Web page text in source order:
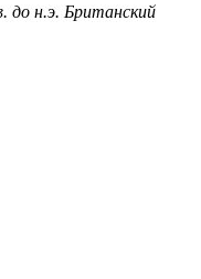
до н.э. Британский